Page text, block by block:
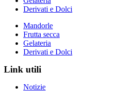
Derivati e Dolci
Mandorle
Frutta secca
Gelateria
Derivati e Dolci
Link utili
Notizie